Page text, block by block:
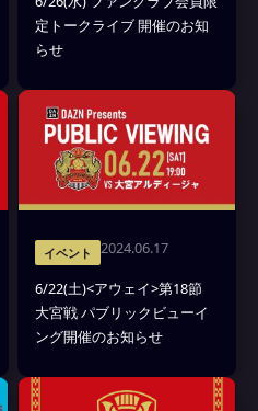
定トークライブ 開催のお知
らせ
イベント 2024.06.17
6/22(土)<アウェイ>第18節
大宮戦 パブリックビューイ
ング開催のお知らせ